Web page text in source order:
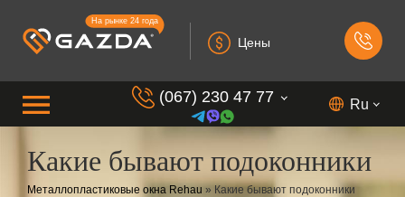
На рынке 24 года
Цены
(067) 230 47 77
(099) 230 73 37
Ru
Какие бывают подоконники
Металлопластиковые окна Rehau » Какие бывают подоконники